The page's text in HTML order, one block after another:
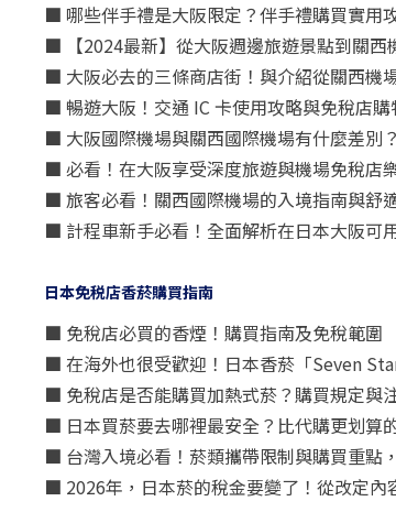
■ 哪些伴手禮是大阪限定？伴手禮購買實用
■ 【2024最新】從大阪週邊旅遊景點到關西
■ 大阪必去的三條商店街！與介紹從關西機
■ 暢遊大阪！交通 IC 卡使用攻略與免稅店購
■ 大阪國際機場與關西國際機場有什麼差別
■ 必看！在大阪享受深度旅遊與機場免稅店
■ 旅客必看！關西國際機場的入境指南與舒
■ 計程車新手必看！全面解析在日本大阪可
日本免税店香菸購買指南
■ 免稅店必買的香煙！購買指南及免稅範圍
■ 在海外也很受歡迎！日本香菸「Seven
■ 免稅店是否能購買加熱式菸？購買規定與
■ 日本買菸要去哪裡最安全？比代購更划算
■ 台灣入境必看！菸類攜帶限制與購買重點
■ 2026年，日本菸的稅金要變了！從改定內